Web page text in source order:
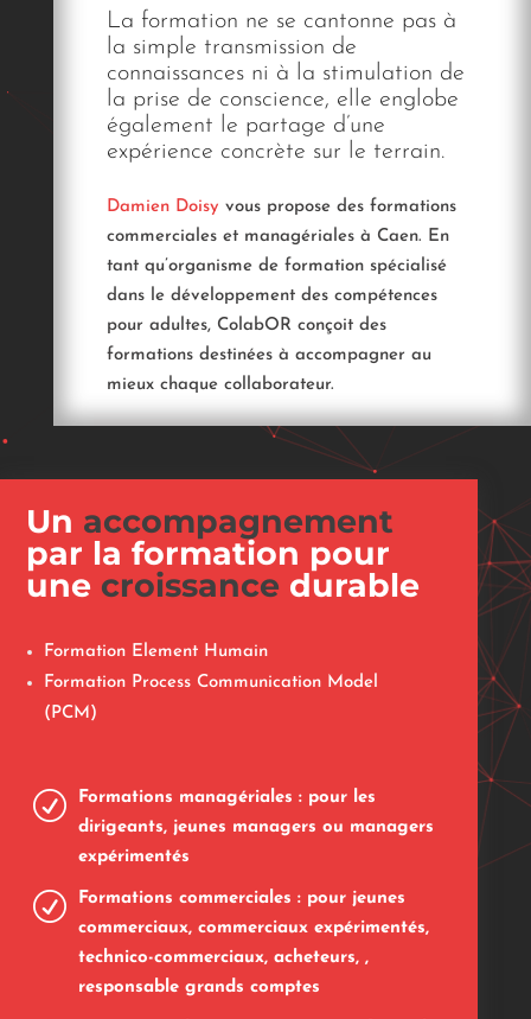
La formation ne se cantonne pas à
la simple transmission de
connaissances ni à la stimulation de
la prise de conscience, elle englobe
également le partage d’une
expérience concrète sur le terrain.
Damien Doisy vous propose des formations
commerciales et managériales à Caen. En
tant qu’organisme de formation spécialisé
dans le développement des compétences
pour adultes, ColabOR conçoit des
formations destinées à accompagner au
mieux chaque collaborateur.
Un accompagnement
par la formation pour
une croissance durable
Formation Element Humain
Formation Process Communication Model
(PCM)
R
Formations managériales : pour les
dirigeants, jeunes managers ou managers
expérimentés
R
Formations commerciales : pour jeunes
commerciaux, commerciaux expérimentés,
technico-commerciaux, acheteurs, ,
responsable grands comptes